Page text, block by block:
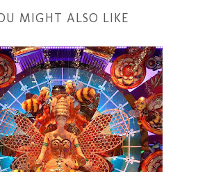
MIGHT ALSO LIKE